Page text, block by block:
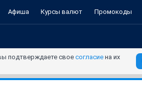
Афиша Курсы валют Промокоды
подтверждаете свое согласие на их